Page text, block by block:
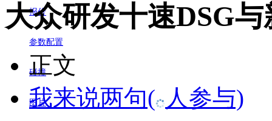
报价
参数配置
碰撞
图片
大众研发十速DSG
正文
我来说两句( 人参与)